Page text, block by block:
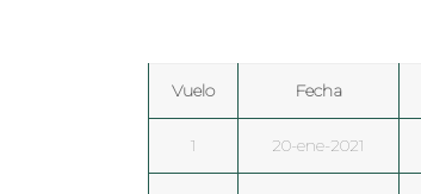
Vuelo Fecha
1 20-ene-2021